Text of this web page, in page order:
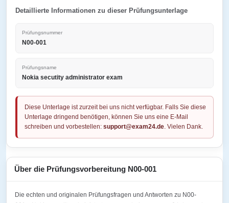
Detaillierte Informationen zu dieser Prüfungsunterlage
Prüfungsnummer
N00-001
Prüfungsname
Nokia secutity administrator exam
Diese Unterlage ist zurzeit bei uns nicht verfügbar. Falls Sie diese
Unterlage dringend benötigen, können Sie uns eine E-Mail
schreiben und vorbestellen: support@exam24.de. Vielen Dank.
Über die Prüfungsvorbereitung N00-001
Die echten und originalen Prüfungsfragen und Antworten zu N00-